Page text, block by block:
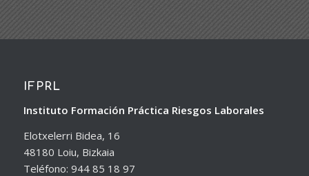
IFPRL
Instituto Formación Práctica Riesgos Laborales
Elotxelerri Bidea, 16
48180 Loiu, Bizkaia
Teléfono: 944 85 18 97